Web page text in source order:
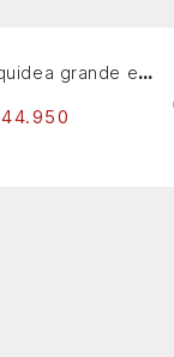
Prendedor orquidea grande en cuero para mujer
44.950